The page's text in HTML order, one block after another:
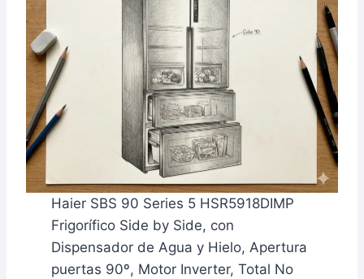
Haier SBS 90 Series 5 HSR5918DIMP
Frigorífico Side by Side, con
Dispensador de Agua y Hielo, Apertura
puertas 90º, Motor Inverter, Total No